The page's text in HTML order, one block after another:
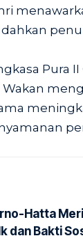
Pura
Hatta
dan Bakti